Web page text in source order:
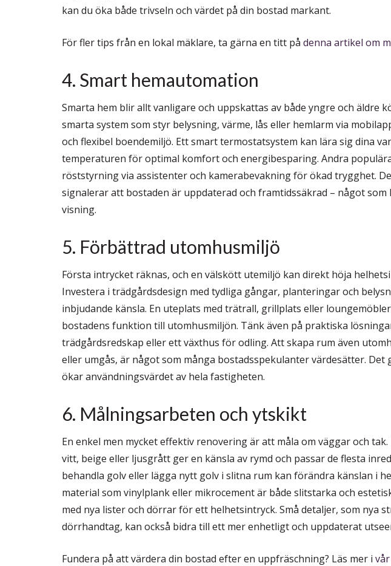
kan du öka både trivseln och värdet på din bostad markant.
För fler tips från en lokal mäklare, ta gärna en titt på denna artikel om
4. Smart hemautomation
Smarta hem blir allt vanligare och uppskattas av både yngre och äldre
smarta system som styr belysning, värme, lås eller hemlarm via
och flexibel boendemiljö. Ett smart termostatsystem kan lära sig dina
temperaturen för optimal komfort och energibesparing. Andra
röststyrning via assistenter och kamerabevakning för ökad trygghet.
signalerar att bostaden är uppdaterad och framtidssäkrad – något som
visning.
5. Förbättrad utomhusmiljö
Första intrycket räknas, och en välskött utemiljö kan direkt höja
Investera i trädgårdsdesign med tydliga gångar, planteringar och
inbjudande känsla. En uteplats med trätrall, grillplats eller
bostadens funktion till utomhusmiljön. Tänk även på praktiska
trädgårdsredskap eller ett växthus för odling. Att skapa rum även
eller umgås, är något som många bostadsspekulanter värdesätter. Det
ökar användningsvärdet av hela fastigheten.
6. Målningsarbeten och ytskikt
En enkel men mycket effektiv renovering är att måla om väggar och
vitt, beige eller ljusgrått ger en känsla av rymd och passar de flesta
behandla golv eller lägga nytt golv i slitna rum kan förändra känslan i
material som vinylplank eller mikrocement är både slitstarka och
med nya lister och dörrar för ett helhetsintryck. Små detaljer, som nya
dörrhandtag, kan också bidra till ett mer enhetligt och uppdaterat
Fundera på att värdera din bostad efter en uppfräschning? Läs mer i